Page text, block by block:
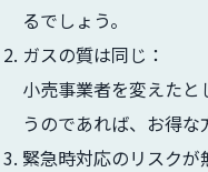
るでしょう。
ガスの質は同じ：
小売事業者を変えた
うのであれば、お得な
緊急時対応のリスクが